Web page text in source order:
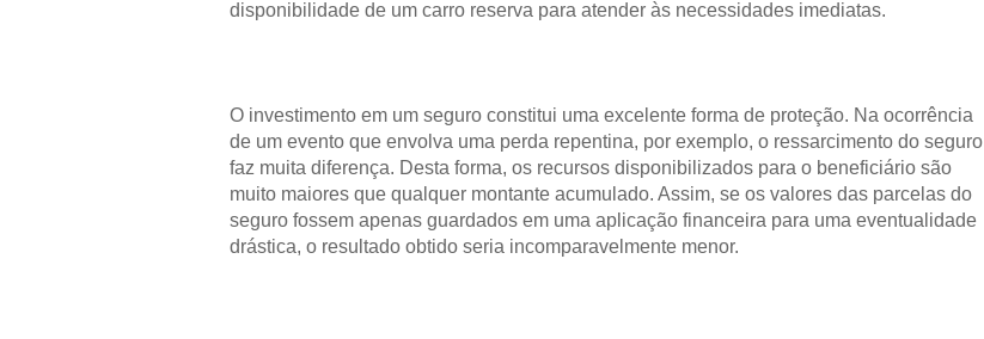
disponibilidade de um carro reserva para atender às necessidades imediatas.
O investimento em um seguro constitui uma excelente forma de proteção. Na ocorrência
de um evento que envolva uma perda repentina, por exemplo, o ressarcimento do seguro
faz muita diferença. Desta forma, os recursos disponibilizados para o beneficiário são
muito maiores que qualquer montante acumulado. Assim, se os valores das parcelas do
seguro fossem apenas guardados em uma aplicação financeira para uma eventualidade
drástica, o resultado obtido seria incomparavelmente menor.